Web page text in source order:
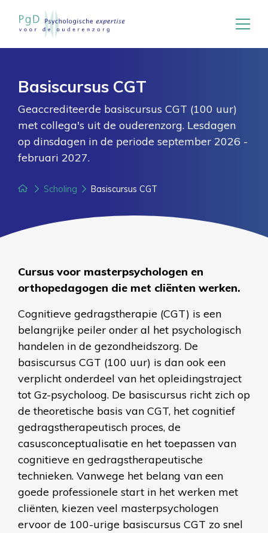
Basiscursus CGT
Geaccrediteerde basiscursus CGT (100 uur)
met collega's uit de ouderenzorg. Lesdagen
op dinsdagen in de periode september 2026 -
februari 2027.
PgD Expertise
Scholing Basiscursus CGT
Cursus voor masterpsychologen en
orthopedagogen die met cliënten werken.
Cognitieve gedragstherapie (CGT) is een
belangrijke peiler onder al het psychologisch
handelen in de gezondheidszorg. De
basiscursus CGT (100 uur) is dan ook een
verplicht onderdeel van het opleidingstraject
tot Gz-psycholoog. De basiscursus richt zich op
de theoretische basis van CGT, het cognitief
gedragstherapeutisch proces, de
casusconceptualisatie en het toepassen van
cognitieve en gedragstherapeutische
technieken. Vanwege het belang van een
goede professionele start in het werken met
cliënten, kiezen veel masterpsychologen
ervoor de 100-urige basiscursus CGT zo snel